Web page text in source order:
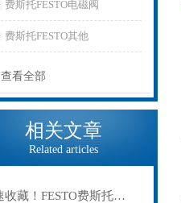
费斯托FESTO电磁阀
费斯托FESTO其他
查看全部
相关文章
Related articles
速收藏！FESTO费斯托气缸常见故障的解决方法分享